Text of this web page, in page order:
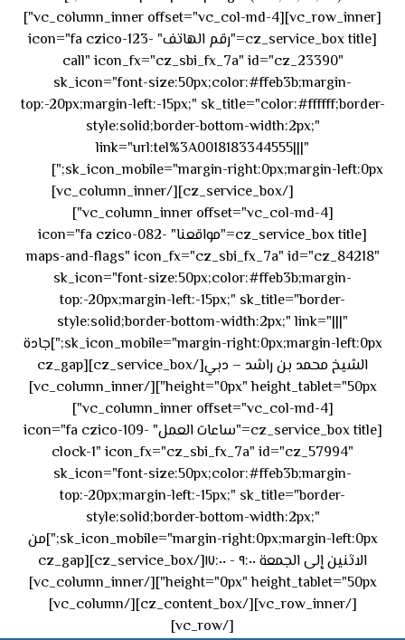
[vc_row_inner][vc_column_inner offset="vc_col-md-4"]
[cz_service_box title="رقم الهاتف" icon="fa czico-123-
call" icon_fx="cz_sbi_fx_7a" id="cz_23390"
sk_icon="font-size:50px;color:#ffeb3b;margin-
top:-20px;margin-left:-15px;" sk_title="color:#ffffff;border-
style:solid;border-bottom-width:2px;"
link="url:tel%3A0018183344555|||"
sk_icon_mobile="margin-right:0px;margin-left:0px;"]
[/cz_service_box][/vc_column_inner]
[vc_column_inner offset="vc_col-md-4"]
[cz_service_box title="مواقعنا" icon="fa czico-082-
maps-and-flags" icon_fx="cz_sbi_fx_7a" id="cz_84218"
sk_icon="font-size:50px;color:#ffeb3b;margin-
top:-20px;margin-left:-15px;" sk_title="border-
style:solid;border-bottom-width:2px;" link="|||"
sk_icon_mobile="margin-right:0px;margin-left:0px;"]جادة
الشيخ محمد بن راشد – دبي[/cz_service_box][cz_gap
height="0px" height_tablet="50px"][/vc_column_inner]
[vc_column_inner offset="vc_col-md-4"]
[cz_service_box title="ساعات العمل" icon="fa czico-109-
clock-1" icon_fx="cz_sbi_fx_7a" id="cz_57994"
sk_icon="font-size:50px;color:#ffeb3b;margin-
top:-20px;margin-left:-15px;" sk_title="border-
style:solid;border-bottom-width:2px;"
sk_icon_mobile="margin-right:0px;margin-left:0px;"]من
الاثنين إلى الجمعة ٩:٠٠ - ١٧:٠٠[/cz_service_box][cz_gap
height="0px" height_tablet="50px"][/vc_column_inner]
[/vc_row_inner][/cz_content_box][/vc_column]
[/vc_row]